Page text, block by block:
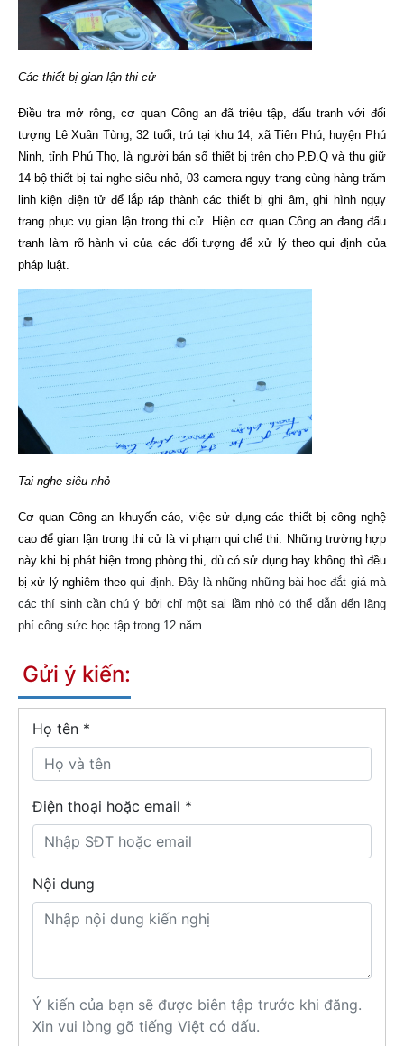
Các thiết bị gian lận thi cử
Điều tra mở rộng, cơ quan Công an đã triệu tập, đấu tranh với đối
tượng Lê Xuân Tùng, 32 tuổi, trú tại khu 14, xã Tiên Phú, huyện Phú
Ninh, tỉnh Phú Thọ, là người bán số thiết bị trên cho P.Đ.Q và thu giữ
14 bộ thiết bị tai nghe siêu nhỏ, 03 camera ngụy trang cùng hàng trăm
linh kiện điện tử để lắp ráp thành các thiết bị ghi âm, ghi hình ngụy
trang phục vụ gian lận trong thi cử. Hiện cơ quan Công an đang đấu
tranh làm rõ hành vi của các đối tượng để xử lý theo qui định của
pháp luật.
Tai nghe siêu nhỏ
Cơ quan Công an khuyến cáo, việc sử dụng các thiết bị công nghệ
cao để gian lận trong thi cử là vi phạm qui chế thi. Những trường hợp
này khi bị phát hiện trong phòng thi, dù có sử dụng hay không thì đều
bị xử lý nghiêm theo qui định. Đây là nhũng những bài học đắt giá mà
các thí sinh cần chú ý bởi chỉ một sai lầm nhỏ có thể dẫn đến lãng
phí công sức học tập trong 12 năm.
Gửi ý kiến:
Họ tên *
Điện thoại hoặc email *
Nội dung
Ý kiến của bạn sẽ được biên tập trước khi đăng.
Xin vui lòng gõ tiếng Việt có dấu.